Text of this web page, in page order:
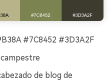
#7C8452 #3D3A2F
de blog de